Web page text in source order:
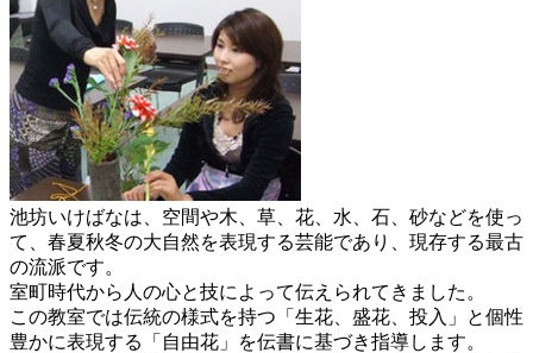
池坊いけばなは、空間や木、草、花、水、石、砂などを使っ
て、春夏秋冬の大自然を表現する芸能であり、現存する最古
の流派です。
室町時代から人の心と技によって伝えられてきました。
この教室では伝統の様式を持つ「生花、盛花、投入」と個性
豊かに表現する「自由花」を伝書に基づき指導します。